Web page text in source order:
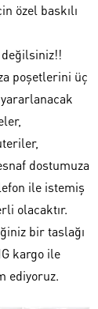
özel baskılı
değilsiniz!!
poşetlerini üç
dostumuza
ile istemiş
olacaktır.
bir taslağı
kargo ile
ediyoruz.